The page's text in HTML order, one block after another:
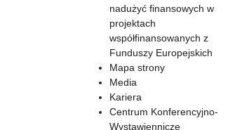
nadużyć finansowych w
projektach
współfinansowanych z
Funduszy Europejskich
Mapa strony
Media
Kariera
Centrum Konferencyjno-
Wystawiennicze